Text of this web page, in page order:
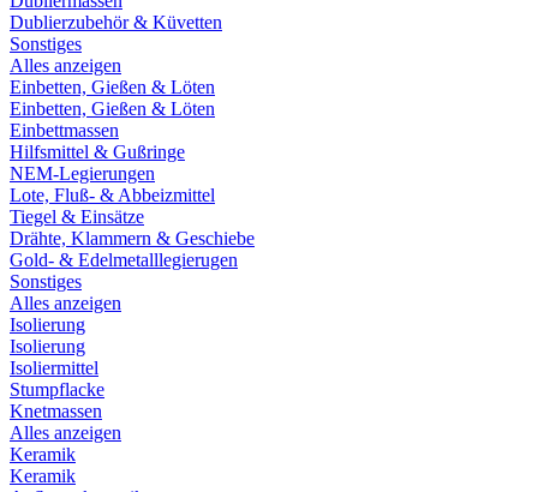
Dublierzubehör & Küvetten
Sonstiges
Alles anzeigen
Einbetten, Gießen & Löten
Einbetten, Gießen & Löten
Einbettmassen
Hilfsmittel & Gußringe
NEM-Legierungen
Lote, Fluß- & Abbeizmittel
Tiegel & Einsätze
Drähte, Klammern & Geschiebe
Gold- & Edelmetalllegierugen
Sonstiges
Alles anzeigen
Isolierung
Isolierung
Isoliermittel
Stumpflacke
Knetmassen
Alles anzeigen
Keramik
Keramik